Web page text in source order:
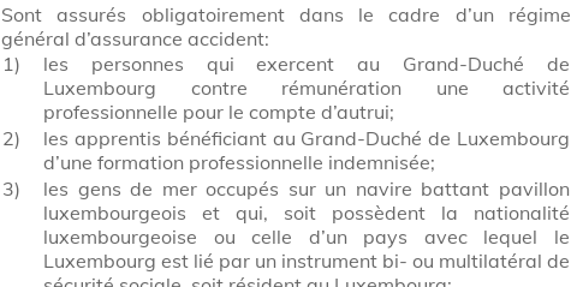
Sont assurés obligatoirement dans le cadre d’un régime
général d’assurance accident:
1)
les personnes qui exercent au Grand-Duché de
Luxembourg contre rémunération une activité
professionnelle pour le compte d’autrui;
2)
les apprentis bénéficiant au Grand-Duché de Luxembourg
d’une formation professionnelle indemnisée;
3)
les gens de mer occupés sur un navire battant pavillon
luxembourgeois et qui, soit possèdent la nationalité
luxembourgeoise ou celle d’un pays avec lequel le
Luxembourg est lié par un instrument bi- ou multilatéral de